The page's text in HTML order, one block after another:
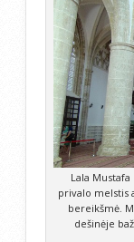
Lala
privalo melstis
bereikšmė.
dešinėje